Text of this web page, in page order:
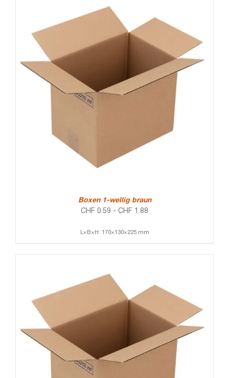
Boxen 1-wellig braun
CHF 0.59 - CHF 1.88
L×B×H: 170×130×225 mm